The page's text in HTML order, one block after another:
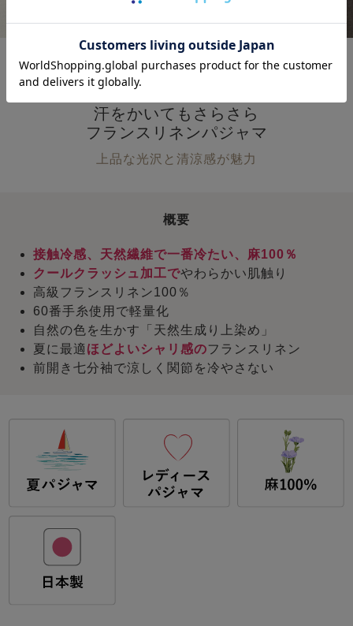
接触冷感×やわらかい×かるい
汗をかいてもさらさら
フランスリネンパジャマ
上品な光沢と清涼感が魅力
概要
接触冷感、天然繊維で一番冷たい、麻100％
クールクラッシュ加工でやわらかい肌触り
高級フランスリネン100％
60番手糸使用で軽量化
自然の色を生かす「天然生成り上染め」
夏に最適ほどよいシャリ感のフランスリネン
前開き七分袖で涼しく関節を冷やさない